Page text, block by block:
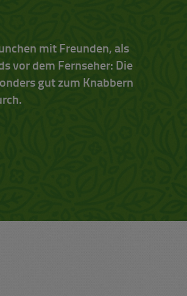
mit Freunden, als
vor dem Fernseher: Die
gut zum Knabbern